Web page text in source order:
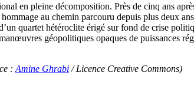
en pleine décomposition. Près de cinq ans
au chemin parcouru depuis plus deux
quartet hétéroclite érigé sur fond de crise
géopolitiques opaques de puissances
: Amine Ghrabi / Licence Creative Commons)